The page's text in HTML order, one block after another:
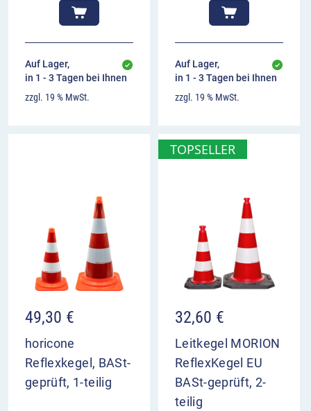
Auf Lager,
in 1 - 3 Tagen bei Ihnen
zzgl. 19 % MwSt.
Auf Lager,
in 1 - 3 Tagen bei Ihnen
zzgl. 19 % MwSt.
49,30 €
horicone
Reflexkegel, BASt-
geprüft, 1-teilig
TOPSELLER
32,60 €
Leitkegel MORION
ReflexKegel EU
BASt-geprüft, 2-
teilig